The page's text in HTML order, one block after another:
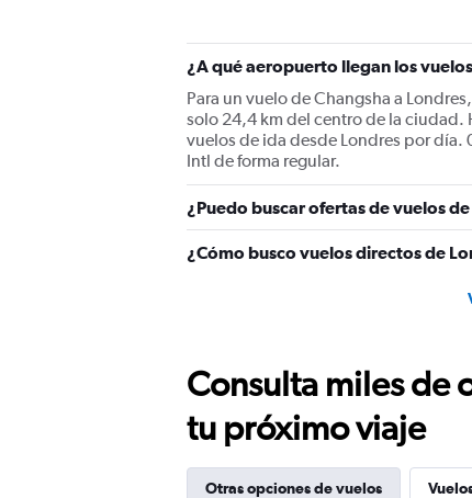
has
Y
axis
displaying
values.
Range:
0
to
1200.
¿A qué aeropuerto llegan los
Para un vuelo de Changsha a
solo 24,4 km del centro de la ciudad.
vuelos de ida desde Londres por día.
Intl de forma regular.
¿Puedo buscar ofertas de vuelos
¿Cómo busco vuelos directos de
Consulta miles de
tu próximo viaje
Otras opciones de vuelos